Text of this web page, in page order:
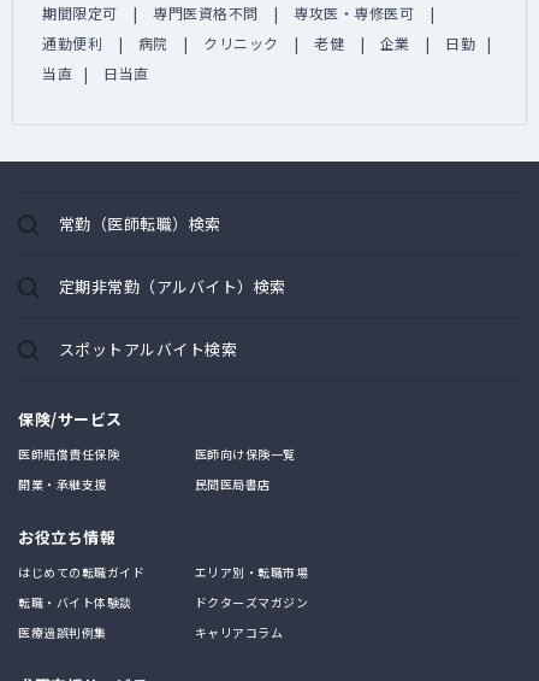
期間限定可
専門医資格不問
専攻医・専修医可
通勤便利
病院 クリニック 老健 企業
日勤
当直
日当直
常勤（医師転職）検索
定期非常勤（アルバイト）検索
スポットアルバイト検索
保険/サービス
医師賠償責任保険
医師向け保険一覧
開業・承継支援
民間医局書店
お役立ち情報
はじめての転職ガイド
エリア別・転職市場
転職・バイト体験談
ドクターズマガジン
医療過誤判例集
キャリアコラム